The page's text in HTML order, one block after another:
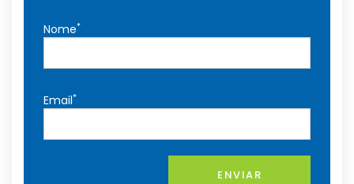
Nome*
Email*
ENVIAR